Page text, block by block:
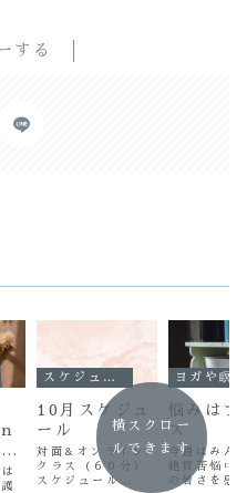
する
スケジュール
10月スケジュ
ール
対面&オンライン
クラス（６０分）
スケジュール
悩みはプ
ス
今週はみん
絶賛苦悩中
の暑さを感
横スクロー
ルできます